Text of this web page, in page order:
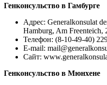
Генконсульство в Гамбурге
Адрес: Generalkonsulat
Hamburg, Am Freenteich,
Телефон: (8-10-49-40)
E-mail:
Сайт:
Генконсульство в Мюнхене